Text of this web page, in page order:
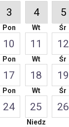
3 4 5
Pon
10
Wt
11
Śr
12
Pon
17
Wt
18
Śr
19
Pon
24
Wt
25
Śr
26
Niedz